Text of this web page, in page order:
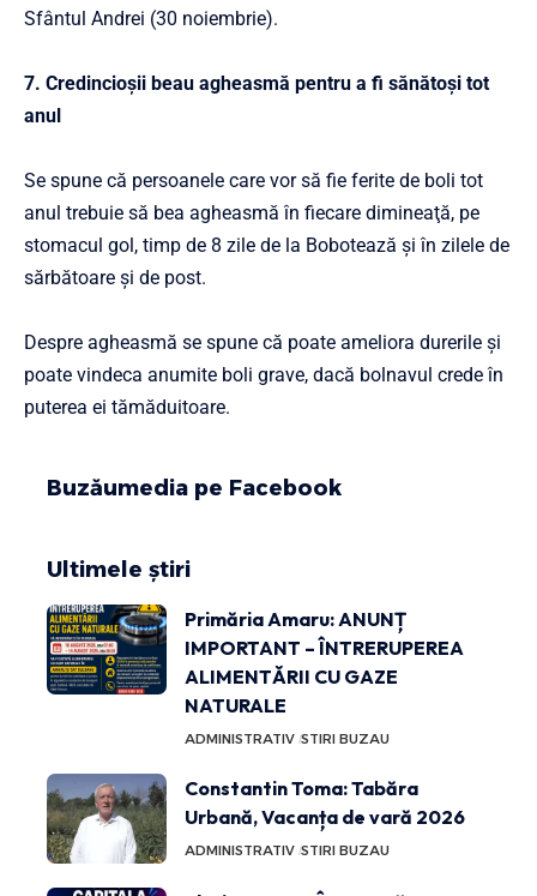
Sfântul Andrei (30 noiembrie).
7. Credincioşii beau agheasmă pentru a fi sănătoşi tot
anul
Se spune că persoanele care vor să fie ferite de boli tot
anul trebuie să bea agheasmă în fiecare dimineaţă, pe
stomacul gol, timp de 8 zile de la Bobotează şi în zilele de
sărbătoare şi de post.
Despre agheasmă se spune că poate ameliora durerile şi
poate vindeca anumite boli grave, dacă bolnavul crede în
puterea ei tămăduitoare.
Buzăumedia pe Facebook
Ultimele știri
Primăria Amaru: ANUNȚ
IMPORTANT – ÎNTRERUPEREA
ALIMENTĂRII CU GAZE
NATURALE
ADMINISTRATIV STIRI BUZAU
Constantin Toma: Tabăra
Urbană, Vacanța de vară 2026
ADMINISTRATIV STIRI BUZAU